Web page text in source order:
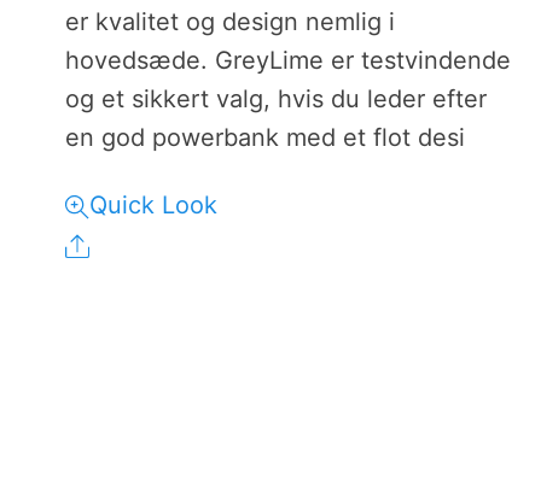
er kvalitet og design nemlig i
hovedsæde. GreyLime er testvindende
og et sikkert valg, hvis du leder efter
en god powerbank med et flot desi
Quick Look
Share